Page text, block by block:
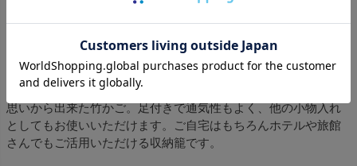
商品説明
虎竹トイレットペーパ籠はトイレ収納をお洒落にしたいという
思いから出来た竹かご。足付きで通気性もよく、他の小物入れ
としてもお使いいただけます。ご自宅はもちろんホテルや旅館
さんでもご活用いただける収納籠です。